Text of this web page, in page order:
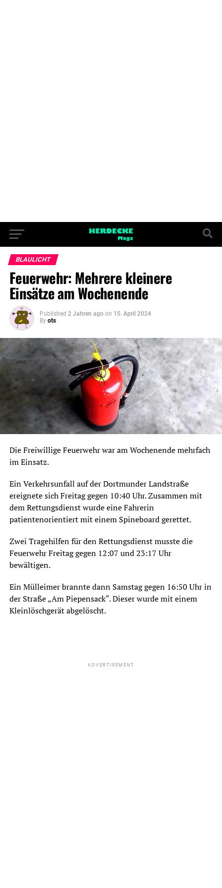
BLAULICHT
Feuerwehr: Mehrere kleinere
Einsätze am Wochenende
Published 2 Jahren ago on 15. April 2024
By ots
Die Freiwillige Feuerwehr war am Wochenende mehrfach
im Einsatz.
Ein Verkehrsunfall auf der Dortmunder Landstraße
ereignete sich Freitag gegen 10:40 Uhr. Zusammen mit
dem Rettungsdienst wurde eine Fahrerin
patientenorientiert mit einem Spineboard gerettet.
Zwei Tragehilfen für den Rettungsdienst musste die
Feuerwehr Freitag gegen 12:07 und 23:17 Uhr
bewältigen.
Ein Mülleimer brannte dann Samstag gegen 16:50 Uhr in
der Straße „Am Piepensack“. Dieser wurde mit einem
Kleinlöschgerät abgelöscht.
ADVERTISEMENT